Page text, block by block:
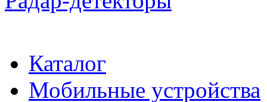
Каталог
Мобильные устройства